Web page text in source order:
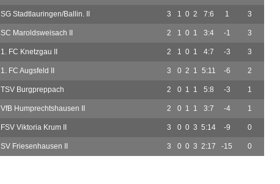
SG Stadtlauringen/Ballin. II 3 1 0 2 7:6 1 3
SC Maroldsweisach II 2 1 0 1 3:4 -1 3
1. FC Knetzgau II 2 1 0 1 4:7 -3 3
1. FC Augsfeld II 3 0 2 1 5:11 -6 2
TSV Burgpreppach 2 0 1 1 5:8 -3 1
VfB Humprechtshausen II 2 0 1 1 3:7 -4 1
FSV Viktoria Krum II 3 0 0 3 5:14 -9 0
SV Friesenhausen II 3 0 0 3 2:17 -15 0